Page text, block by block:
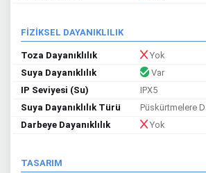
FİZİKSEL DAYANIKLILIK
Toza Dayanıklılık
Yok
Suya Dayanıklılık
Var
IP Seviyesi (Su)
IPX5
Suya Dayanıklılık Türü
Püskürtmelere
Darbeye Dayanıklılık
Yok
TASARIM